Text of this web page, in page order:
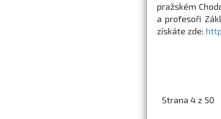
pražském
a profesoři
získáte zde:
Strana 4 z 50